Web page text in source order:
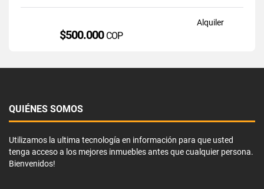
Alquiler
$500.000 COP
QUIÉNES SOMOS
Utilizamos la ultima tecnología en información para que usted
tenga acceso a los mejores inmuebles antes que cualquier persona.
Bienvenidos!